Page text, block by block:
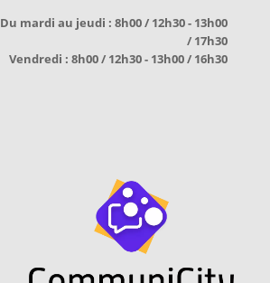
Du mardi au jeudi : 8h00 / 12h30 - 13h00
/ 17h30
Vendredi : 8h00 / 12h30 - 13h00 / 16h30